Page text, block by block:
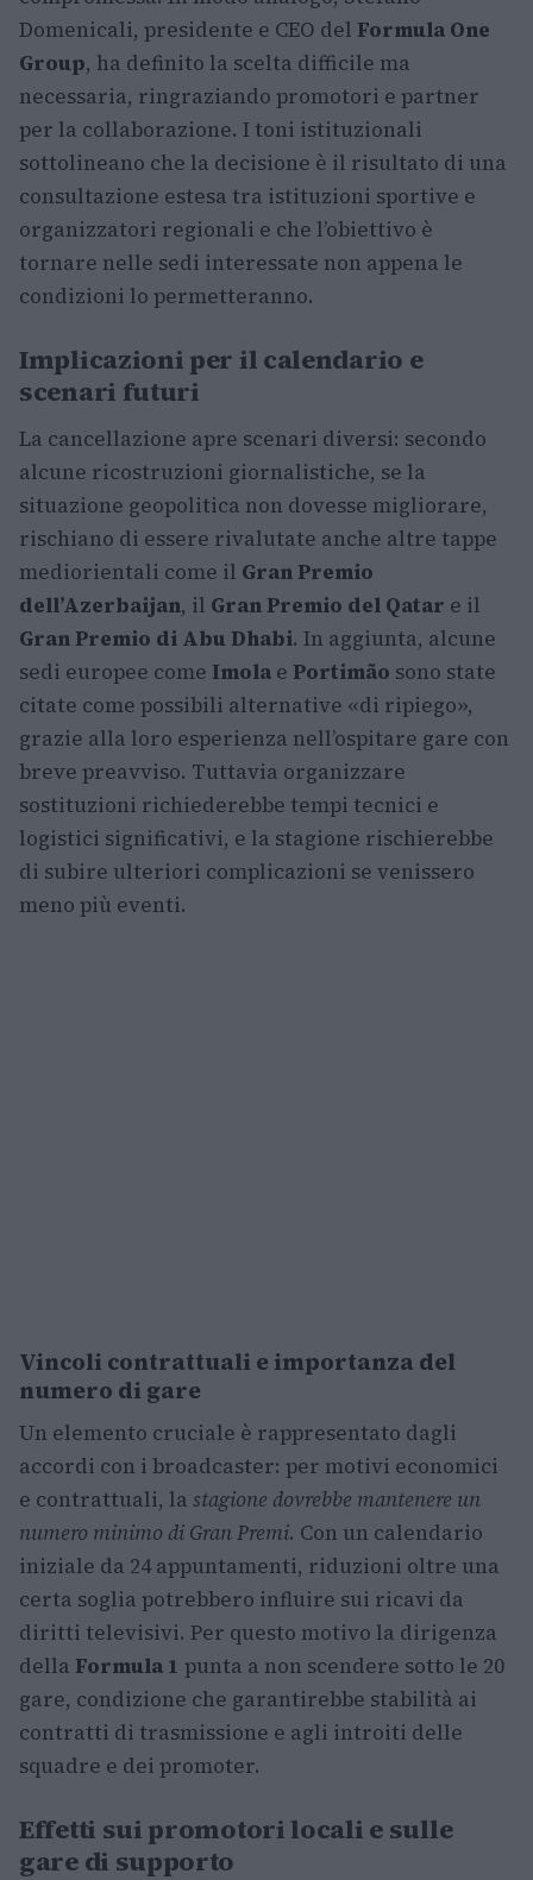
Domenicali, presidente e CEO del Formula One
Group, ha definito la scelta difficile ma
necessaria, ringraziando promotori e partner
per la collaborazione. I toni istituzionali
sottolineano che la decisione è il risultato di una
consultazione estesa tra istituzioni sportive e
organizzatori regionali e che l’obiettivo è
tornare nelle sedi interessate non appena le
condizioni lo permetteranno.
Implicazioni per il calendario e
scenari futuri
La cancellazione apre scenari diversi: secondo
alcune ricostruzioni giornalistiche, se la
situazione geopolitica non dovesse migliorare,
rischiano di essere rivalutate anche altre tappe
mediorientali come il Gran Premio
dell’Azerbaijan, il Gran Premio del Qatar e il
Gran Premio di Abu Dhabi. In aggiunta, alcune
sedi europee come Imola e Portimão sono state
citate come possibili alternative «di ripiego»,
grazie alla loro esperienza nell’ospitare gare con
breve preavviso. Tuttavia organizzare
sostituzioni richiederebbe tempi tecnici e
logistici significativi, e la stagione rischierebbe
di subire ulteriori complicazioni se venissero
meno più eventi.
Vincoli contrattuali e importanza del
numero di gare
Un elemento cruciale è rappresentato dagli
accordi con i broadcaster: per motivi economici
e contrattuali, la stagione dovrebbe mantenere un
numero minimo di Gran Premi. Con un calendario
iniziale da 24 appuntamenti, riduzioni oltre una
certa soglia potrebbero influire sui ricavi da
diritti televisivi. Per questo motivo la dirigenza
della Formula 1 punta a non scendere sotto le 20
gare, condizione che garantirebbe stabilità ai
contratti di trasmissione e agli introiti delle
squadre e dei promoter.
Effetti sui promotori locali e sulle
gare di supporto